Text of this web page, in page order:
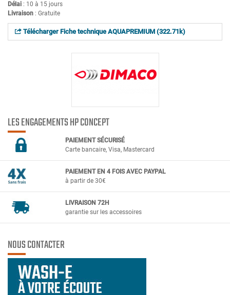
Délai : 10 à 15 jours
Livraison : Gratuite
Télécharger Fiche technique AQUAPREMIUM (322.71k)
LES ENGAGEMENTS HP CONCEPT
PAIEMENT SÉCURISÉ
Carte bancaire, Visa, Mastercard
PAIEMENT EN 4 FOIS AVEC PAYPAL
à partir de 30€
LIVRAISON 72H
garantie sur les accessoires
NOUS CONTACTER